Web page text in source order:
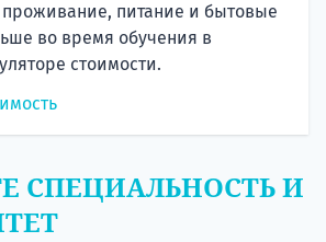
проживание, питание и бытовые
во время обучения в
стоимости.
СПЕЦИАЛЬНОСТЬ И